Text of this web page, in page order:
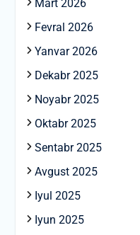
Mart 2026
Fevral 2026
Yanvar 2026
Dekabr 2025
Noyabr 2025
Oktabr 2025
Sentabr 2025
Avgust 2025
Iyul 2025
Iyun 2025